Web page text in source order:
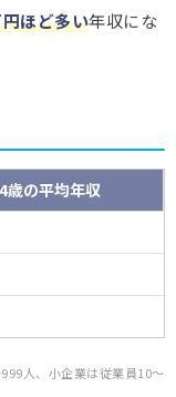
ほど多い年収にな
歳の平均年収
人、小企業は従業員10～